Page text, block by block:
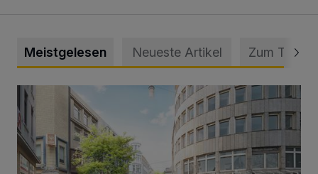
Meistgelesen Neueste Artikel Zum Thema
Ein neuer Brunnen für die Alte Freiheit